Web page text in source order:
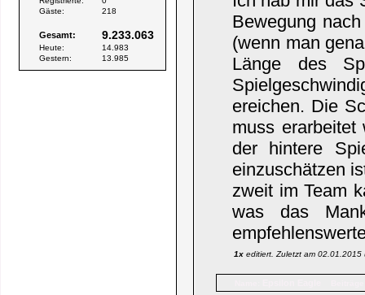
Gäste:
218
Gesamt: 9.233.063
Heute:
14.983
Gestern:
13.985
Bewegung
(wenn man
Länge des
ereichen. Die
muss
der hintere
einzuschätzen
zweit im Team
was das
1x editiert. Zuletzt am 02.01.2015